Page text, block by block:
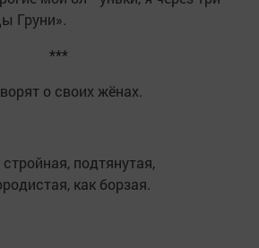
Груни».
***
о своих жёнах.
подтянутая,
как борзая.